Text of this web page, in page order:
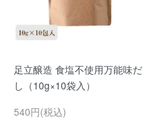
足立醸造 食塩不使用万能味だ
し（10g×10袋入）
540円(税込)